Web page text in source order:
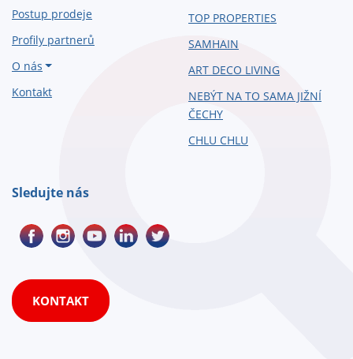
Postup prodeje
Profily partnerů
O nás
Kontakt
TOP PROPERTIES
SAMHAIN
ART DECO LIVING
NEBÝT NA TO SAMA JIŽNÍ
ČECHY
CHLU CHLU
Sledujte nás
KONTAKT